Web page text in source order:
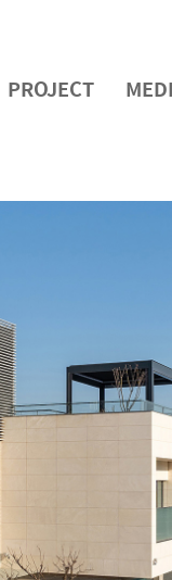
PROJECT